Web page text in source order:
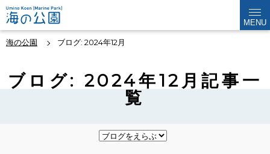
MENU
海の公園 ブログ: 2024年12月
ブログ: 2024年12月記事一
覧